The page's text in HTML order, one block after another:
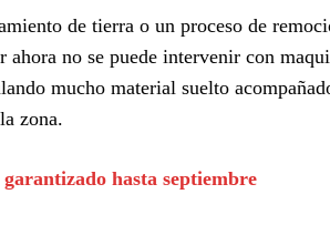
de tierra o un proceso de
no se puede intervenir con
mucho material suelto
zona.
hasta septiembre